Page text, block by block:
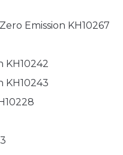
Emission KH10267
KH10242
KH10243